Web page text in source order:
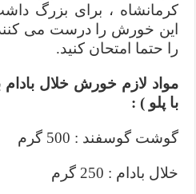
کرمانشاه ، برای بزرگ
این خورش را درست می
را حتما امتحان کنید.
مواد لازم خورش خلال
با پلو ) :
گوشت گوسفند : 500 گرم
خلال بادام : 250 گرم